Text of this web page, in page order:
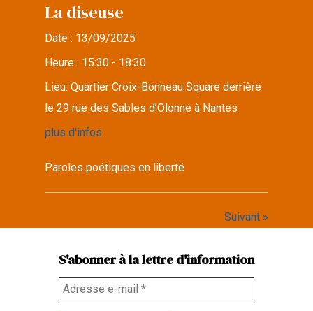
La diseuse
Date : 13/09/2025
Heure : 15:30 - 18:30
Lieu:Quartier Croix-Bonneau Square derrière
le 29 rue des Sables d’Olonne à Nantes
plus d'infos
Paroles poétiques en liberté
Suivant »
S'abonner à la lettre d'information